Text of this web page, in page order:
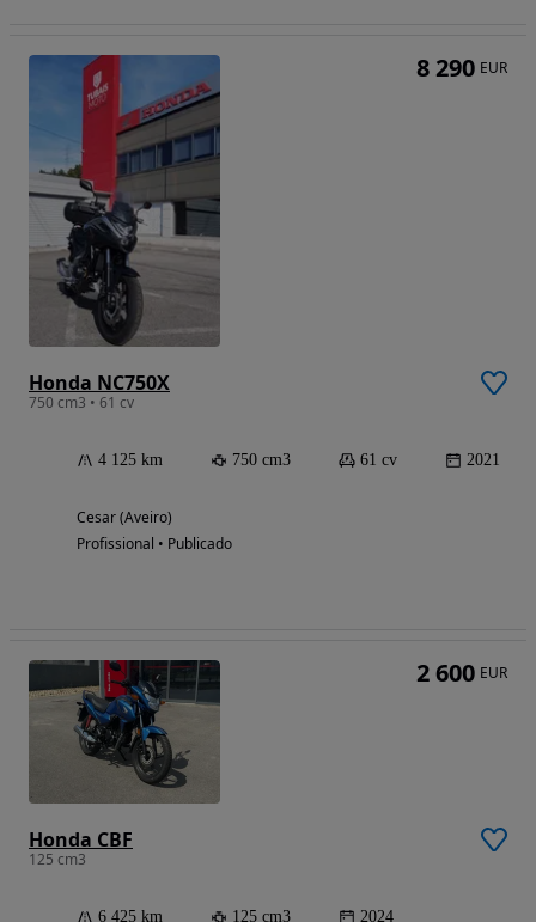
Honda NC750X
750 cm3 • 61 cv
4 125 km 750 cm3 61 cv 2021
Cesar (Aveiro)
Profissional • Publicado
8 290 EUR
Honda CBF
125 cm3
6 425 km 125 cm3 2024
2 600 EUR